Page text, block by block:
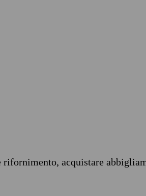
rifornimento, acquistare